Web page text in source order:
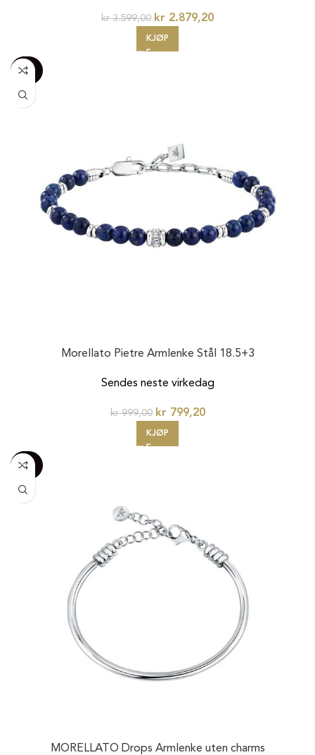
kr3.599,00 kr 2.879,20
KJØP
-100%
20%
Morellato Pietre Armlenke Stål 18.5+3
Sendes neste virkedag
kr999,00 kr 799,20
KJØP
-100%
20%
MORELLATO Drops Armlenke uten charms